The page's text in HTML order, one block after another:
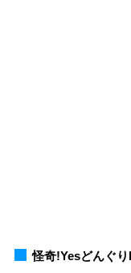
怪奇!Yesどんぐ